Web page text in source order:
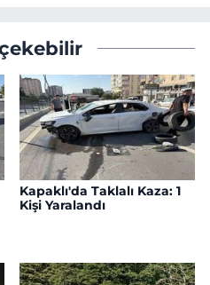
Kapaklı'da Taklalı Kaza: 1
Kişi Yaralandı